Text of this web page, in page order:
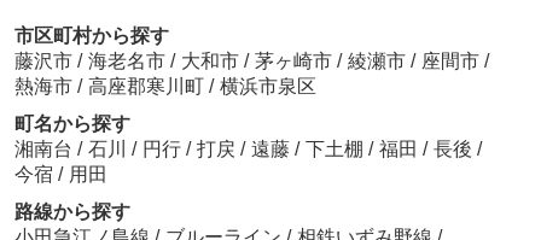
市区町村から探す
藤沢市 / 海老名市 / 大和市 / 茅ヶ崎市 / 綾瀬市 / 座間市 /
熱海市 / 高座郡寒川町 / 横浜市泉区
町名から探す
湘南台 / 石川 / 円行 / 打戻 / 遠藤 / 下土棚 / 福田 / 長後 /
今宿 / 用田
路線から探す